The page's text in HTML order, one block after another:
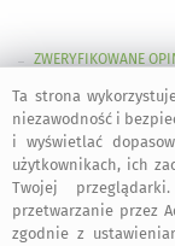
ZWERYFIKOWANE
27 maja
Anna: Prace
Ta strona
niezawodność i
i wyświetlać
użytkownikach, ich
Twojej
przetwarzanie przez
zgodnie z